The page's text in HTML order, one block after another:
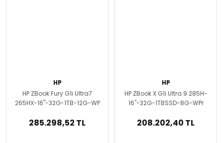
HP
HP ZBook Fury G1i Ultra7
265HX-16''-32G-1TB-12G-WP
285.298,52 TL
HP
HP ZBook X G1i Ultra 9 285H-
16''-32G-1TBSSD-8G-WPr
208.202,40 TL